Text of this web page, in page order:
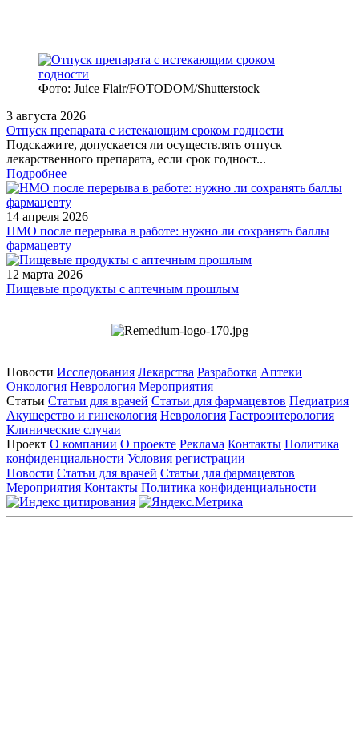
Фото: Juice Flair/FOTODOM/Shutterstoсk
3 августа 2026
Отпуск препарата с истекающим сроком годности
Подскажите, допускается ли осуществлять отпуск
лекарственного препарата, если срок годност...
Подробнее
14 апреля 2026
НМО после перерыва в работе: нужно ли сохранять баллы
фармацевту
12 марта 2026
Пищевые продукты с аптечным прошлым
Новости Исследования Лекарства Разработка Аптеки
Онкология Неврология Мероприятия
Статьи Статьи для врачей Статьи для фармацевтов Педиатрия
Акушерство и гинекология Неврология Гастроэнтерология
Клинические случаи
Проект О компании О проекте Реклама Контакты Политика
конфиденциальности Условия регистрации
Новости Статьи для врачей Статьи для фармацевтов
Мероприятия Контакты Политика конфиденциальности